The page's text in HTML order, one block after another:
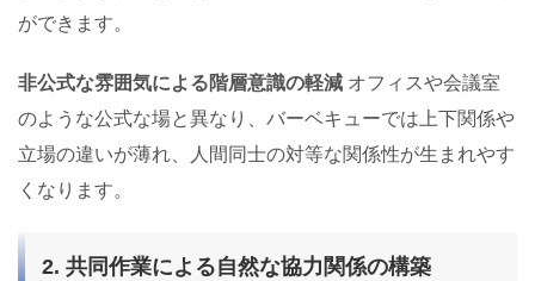
ができます。
非公式な雰囲気による階層意識の軽減 オフィスや会議室
のような公式な場と異なり、バーベキューでは上下関係や
立場の違いが薄れ、人間同士の対等な関係性が生まれやす
くなります。
2. 共同作業による自然な協力関係の構築